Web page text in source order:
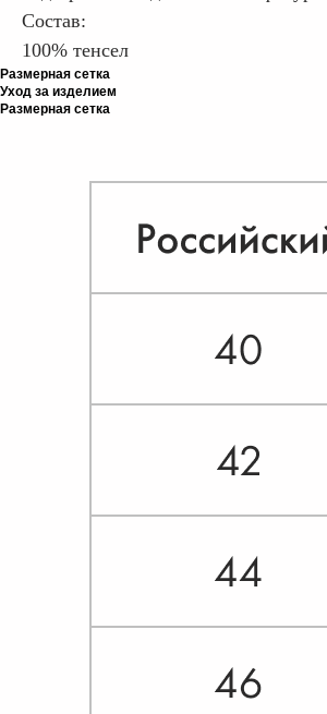
Состав:
100% тенсел
Размерная сетка
Уход за изделием
Размерная сетка